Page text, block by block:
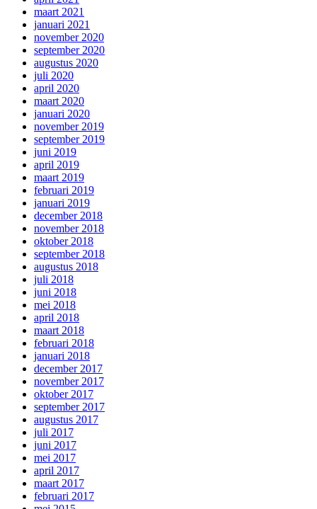
maart 2021
januari 2021
november 2020
september 2020
augustus 2020
juli 2020
april 2020
maart 2020
januari 2020
november 2019
september 2019
juni 2019
april 2019
maart 2019
februari 2019
januari 2019
december 2018
november 2018
oktober 2018
september 2018
augustus 2018
juli 2018
juni 2018
mei 2018
april 2018
maart 2018
februari 2018
januari 2018
december 2017
november 2017
oktober 2017
september 2017
augustus 2017
juli 2017
juni 2017
mei 2017
april 2017
maart 2017
februari 2017